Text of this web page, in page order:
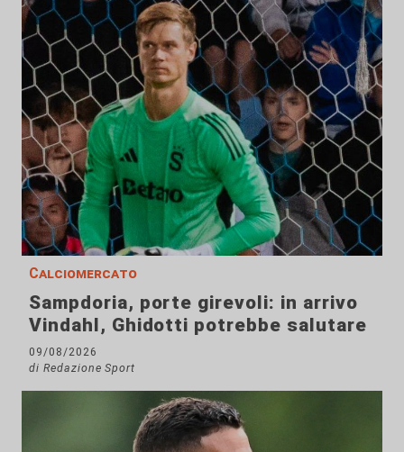
Calciomercato
Sampdoria, porte girevoli: in arrivo
Vindahl, Ghidotti potrebbe salutare
09/08/2026
di Redazione Sport